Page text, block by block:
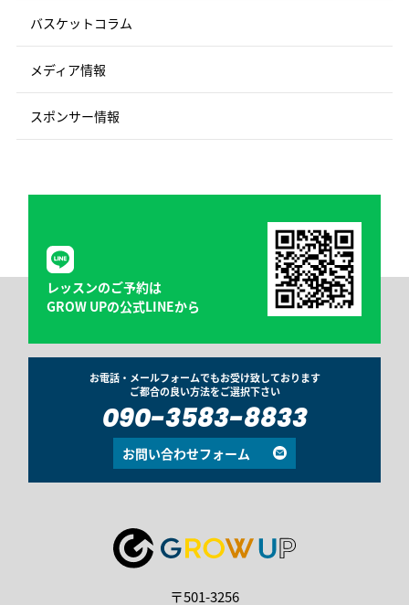
バスケットコラム
メディア情報
スポンサー情報
レッスンのご予約は
GROW UPの公式LINEから
お電話・メールフォームでもお受け致しております
ご都合の良い方法をご選択下さい
090-3583-8833
お問い合わせフォーム
〒501-3256